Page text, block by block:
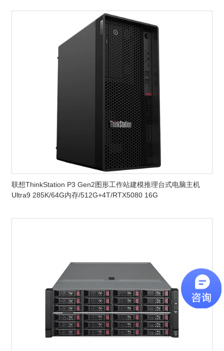
联想ThinkStation P3 Gen2图形工作站建模推理台式电脑主机
Ultra9 285K/64G内存/512G+4T/RTX5080 16G